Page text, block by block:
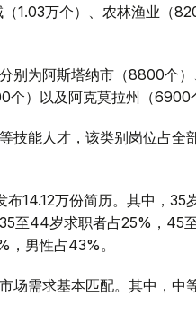
1.03万个）、农林渔业（
别为阿斯塔纳市（8800个
）以及阿克莫拉州（6900
技能人才，该类别岗位占全
14.12万份简历。其中，
至44岁求职者占25%，45
，男性占43%。
场需求基本匹配。其中，中